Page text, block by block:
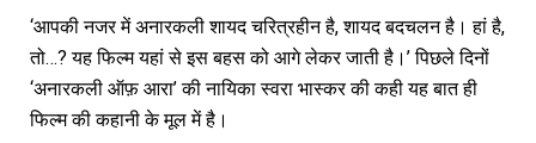
‘आपकी नजर में अनारकली शायद चरित्रहीन है, शायद बदचलन है। हां है,
तो…? यह फिल्म यहां से इस बहस को आगे लेकर जाती है।’ पिछले दिनों
‘अनारकली ऑफ़ आरा’ की नायिका स्वरा भास्कर की कही यह बात ही
फिल्म की कहानी के मूल में है।